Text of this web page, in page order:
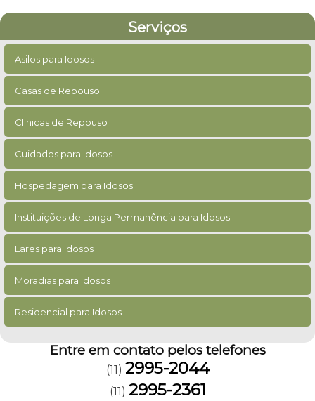
Serviços
Asilos para Idosos
Casas de Repouso
Clinicas de Repouso
Cuidados para Idosos
Hospedagem para Idosos
Instituições de Longa Permanência para Idosos
Lares para Idosos
Moradias para Idosos
Residencial para Idosos
Entre em contato pelos telefones
(11) 2995-2044
(11) 2995-2361